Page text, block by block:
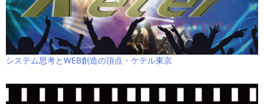
システム思考とWEB創造の頂点・ケテル東京